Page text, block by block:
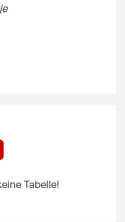
Tabelle!